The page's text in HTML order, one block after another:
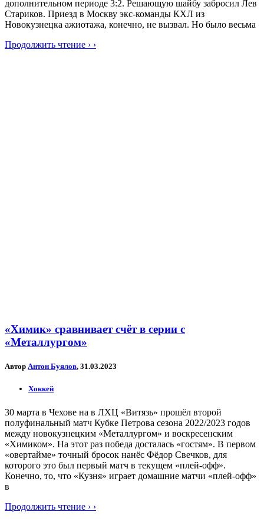
дополнительном периоде 3:2. Решающую шайбу забросил Лев
Стариков. Приезд в Москву экс-команды КХЛ из
Новокузнецка ажиотажа, конечно, не вызвал. Но было весьма
Продолжить чтение › ›
«Химик» сравнивает счёт в серии с
«Металлургом»
Автор Антон Буялов, 31.03.2023
Хоккей
30 марта в Чехове на в ЛХЦ «Витязь» прошёл второй
полуфинальный матч Кубке Петрова сезона 2022/2023 годов
между новокузнецким «Металлургом» и воскресенским
«Химиком». На этот раз победа досталась «гостям». В первом
«овертайме» точный бросок нанёс Фёдор Свечков, для
которого это был первый матч в текущем «плей-офф».
Конечно, то, что «Кузня» играет домашние матчи «плей-офф»
в
Продолжить чтение › ›